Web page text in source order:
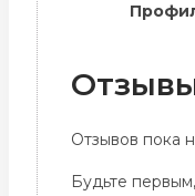
Отзывов пока
Будьте